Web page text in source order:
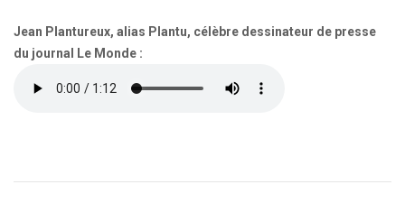
Jean Plantureux, alias Plantu, célèbre dessinateur de presse
du journal Le Monde :